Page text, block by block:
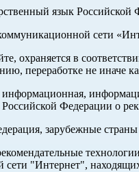
язык
сети
охраняется в
переработке не иначе
Российской Федерации о
зарубежные страны
сети "Интернет",